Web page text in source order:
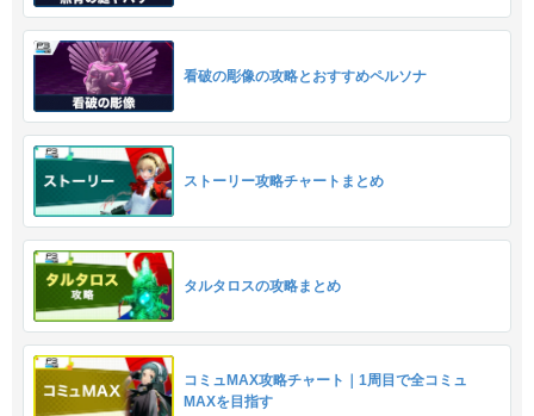
看破の彫像の攻略とおすすめペルソナ
ストーリー攻略チャートまとめ
タルタロスの攻略まとめ
コミュMAX攻略チャート｜1周目で全コミュ
MAXを目指す